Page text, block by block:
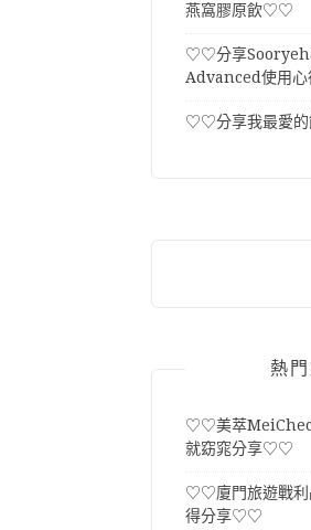
燕窩膠原飲♡♡
♡♡分享
Advanced使用
♡♡分享我最愛
熱
♡♡美萃
就窈窕分享♡♡
♡♡廈門旅遊戰利
得分享♡♡